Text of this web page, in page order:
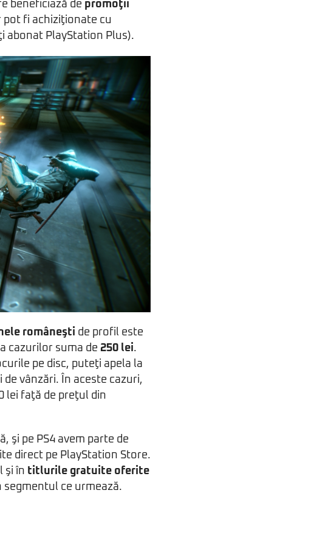
beneficiază de promoţii
pot fi achiziţionate cu
abonat PlayStation Plus).
româneşti de profil este
cazurilor suma de 250 lei.
pe disc, puteţi apela la
vânzări. În aceste cazuri,
lei faţă de preţul din
şi pe PS4 avem parte de
direct pe PlayStation Store.
şi în titlurile gratuite oferite
segmentul ce urmează.